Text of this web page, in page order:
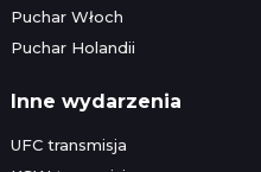
Puchar Włoch
Puchar Holandii
Inne wydarzenia
UFC transmisja